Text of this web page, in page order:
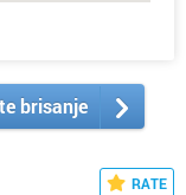
brisanje
RATE